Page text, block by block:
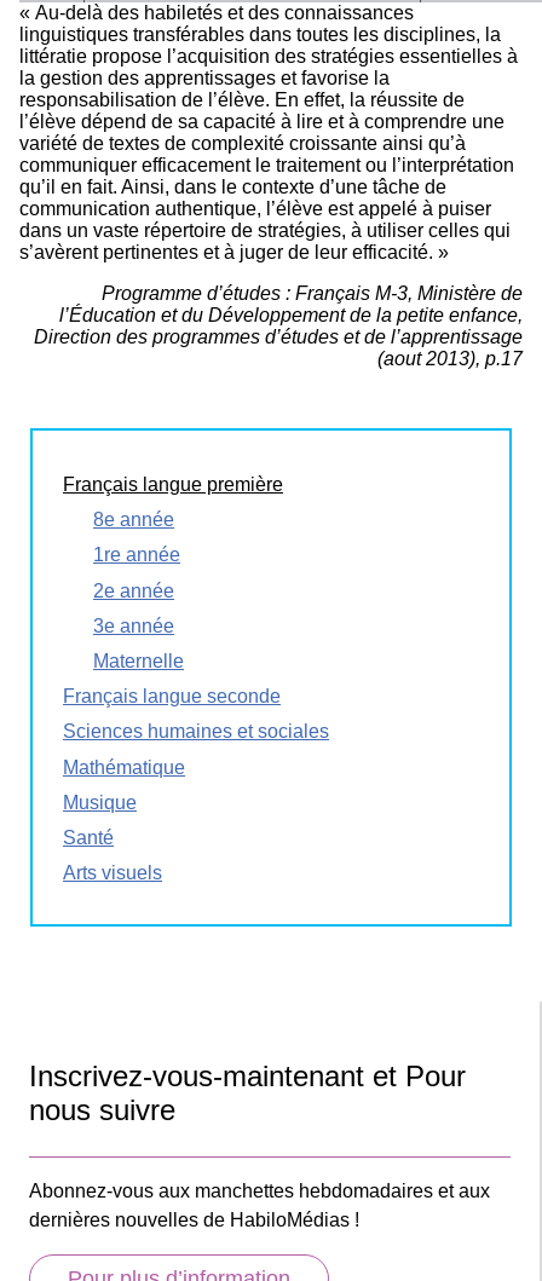
« Au-delà des habiletés et des connaissances
linguistiques transférables dans toutes les disciplines, la
littératie propose l’acquisition des stratégies essentielles à
la gestion des apprentissages et favorise la
responsabilisation de l’élève. En effet, la réussite de
l’élève dépend de sa capacité à lire et à comprendre une
variété de textes de complexité croissante ainsi qu’à
communiquer efficacement le traitement ou l’interprétation
qu’il en fait. Ainsi, dans le contexte d’une tâche de
communication authentique, l’élève est appelé à puiser
dans un vaste répertoire de stratégies, à utiliser celles qui
s’avèrent pertinentes et à juger de leur efficacité. »
Programme d’études : Français M-3, Ministère de
l’Éducation et du Développement de la petite enfance,
Direction des programmes d’études et de l’apprentissage
(aout 2013), p.17
Français langue première
8e année
1re année
2e année
3e année
Maternelle
Français langue seconde
Sciences humaines et sociales
Mathématique
Musique
Santé
Arts visuels
Inscrivez-vous-maintenant et Pour
nous suivre
Abonnez-vous aux manchettes hebdomadaires et aux
dernières nouvelles de HabiloMédias !